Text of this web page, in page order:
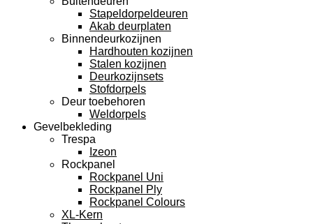
Stapeldorpeldeuren
Akab deurplaten
Binnendeurkozijnen
Hardhouten kozijnen
Stalen kozijnen
Deurkozijnsets
Stofdorpels
Deur toebehoren
Weldorpels
Gevelbekleding
Trespa
Izeon
Rockpanel
Rockpanel Uni
Rockpanel Ply
Rockpanel Colours
XL-Kern